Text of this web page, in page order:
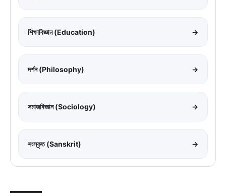
শিক্ষাবিজ্ঞান (Education) →
দর্শন (Philosophy) →
সমাজবিজ্ঞান (Sociology) →
সংস্কৃত (Sanskrit) →